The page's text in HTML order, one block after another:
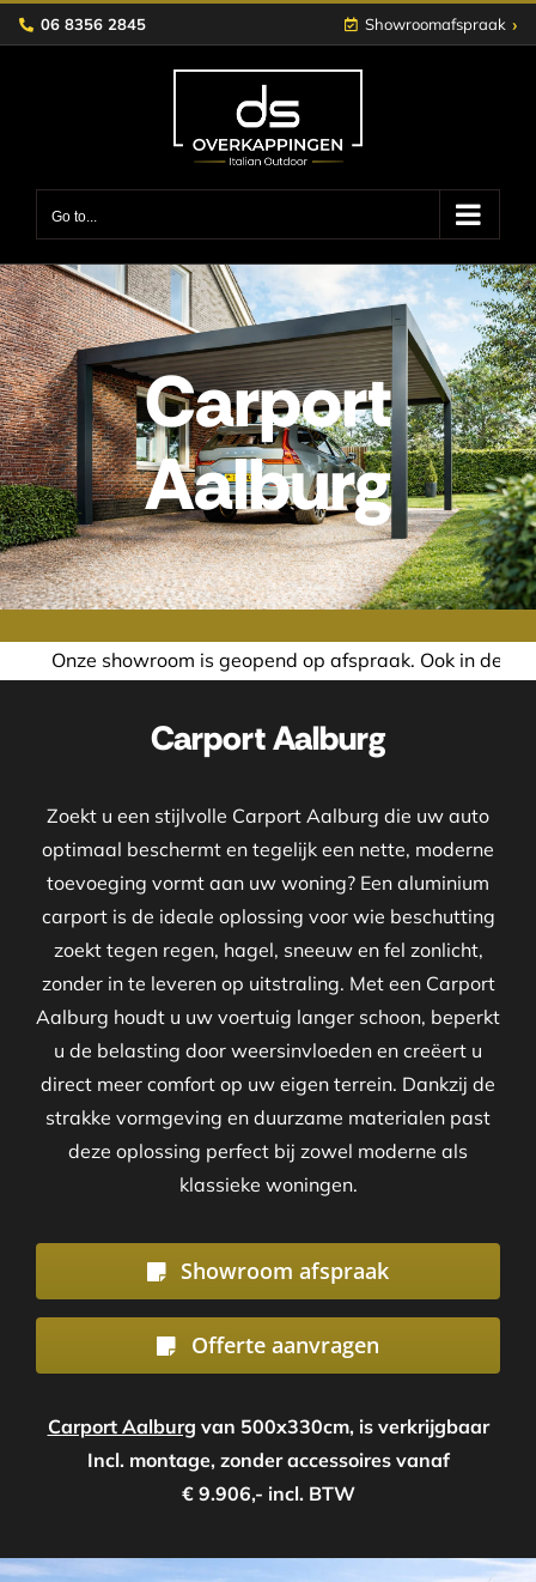
Skip
to
06 8356 2845 Showroomafspraak ›
Go to...
Carport
Aalburg
is geopend op afspraak. Ook in de avond of in het
Carport Aalburg
Zoekt u een stijlvolle Carport Aalburg die uw auto
optimaal beschermt en tegelijk een nette, moderne
toevoeging vormt aan uw woning? Een aluminium
carport is de ideale oplossing voor wie beschutting
zoekt tegen regen, hagel, sneeuw en fel zonlicht,
zonder in te leveren op uitstraling. Met een Carport
Aalburg houdt u uw voertuig langer schoon, beperkt
u de belasting door weersinvloeden en creëert u
direct meer comfort op uw eigen terrein. Dankzij de
strakke vormgeving en duurzame materialen past
deze oplossing perfect bij zowel moderne als
klassieke woningen.
Showroom afspraak
Offerte aanvragen
Carport Aalburg van 500x330cm, is verkrijgbaar
Incl. montage, zonder accessoires vanaf
€ 9.906,- incl. BTW